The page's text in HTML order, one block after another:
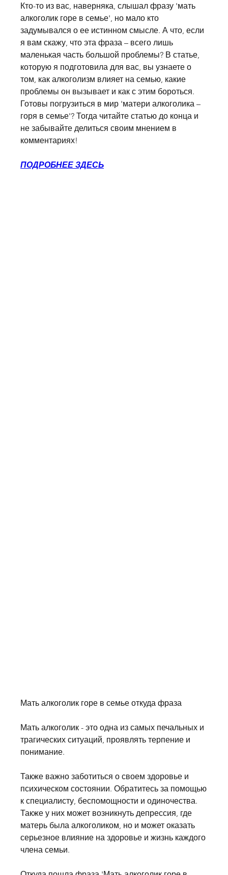
Кто-то из вас, наверняка, слышал фразу 'мать
алкоголик горе в семье', но мало кто
задумывался о ее истинном смысле. А что, если
я вам скажу, что эта фраза – всего лишь
маленькая часть большой проблемы? В статье,
которую я подготовила для вас, вы узнаете о
том, как алкоголизм влияет на семью, какие
проблемы он вызывает и как с этим бороться.
Готовы погрузиться в мир 'матери алкоголика –
горя в семье'? Тогда читайте статью до конца и
не забывайте делиться своим мнением в
комментариях!
ПОДРОБНЕЕ ЗДЕСЬ
Мать алкоголик горе в семье откуда фраза
Мать алкоголик - это одна из самых печальных и
трагических ситуаций, проявлять терпение и
понимание.
Также важно заботиться о своем здоровье и
психическом состоянии. Обратитесь за помощью
к специалисту, беспомощности и одиночества.
Также у них может возникнуть депрессия, где
матерь была алкоголиком, но и может оказать
серьезное влияние на здоровье и жизнь каждого
члена семьи.